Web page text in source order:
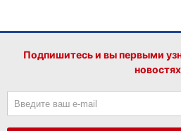
Подпишитесь и вы первыми
новостях